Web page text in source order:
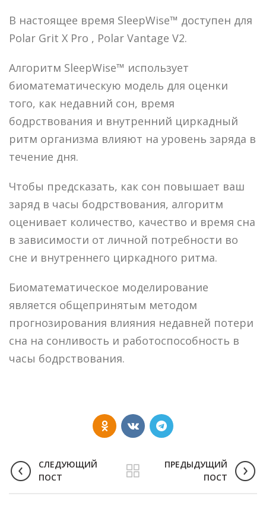
В настоящее время SleepWise™ доступен для
Polar Grit X Pro , Polar Vantage V2.
Алгоритм SleepWise™ использует
биоматематическую модель для оценки
того, как недавний сон, время
бодрствования и внутренний циркадный
ритм организма влияют на уровень заряда в
течение дня.
Чтобы предсказать, как сон повышает ваш
заряд в часы бодрствования, алгоритм
оценивает количество, качество и время сна
в зависимости от личной потребности во
сне и внутреннего циркадного ритма.
Биоматематическое моделирование
является общепринятым методом
прогнозирования влияния недавней потери
сна на сонливость и работоспособность в
часы бодрствования.
СЛЕДУЮЩИЙ
ПОСТ
ПРЕДЫДУЩИЙ
ПОСТ